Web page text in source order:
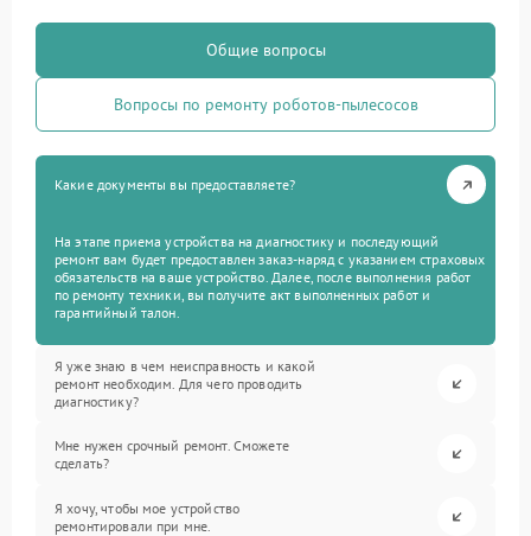
Общие вопросы
Вопросы по ремонту роботов-пылесосов
Какие документы вы предоставляете?
На этапе приема устройства на диагностику и последующий
ремонт вам будет предоставлен заказ-наряд с указанием страховых
обязательств на ваше устройство. Далее, после выполнения работ
по ремонту техники, вы получите акт выполненных работ и
гарантийный талон.
Я уже знаю в чем неисправность и какой
ремонт необходим. Для чего проводить
диагностику?
Мне нужен срочный ремонт. Сможете
сделать?
Я хочу, чтобы мое устройство
ремонтировали при мне.